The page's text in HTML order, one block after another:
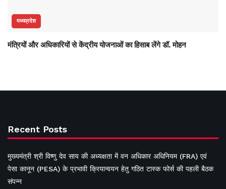
मध्यप्रदेश
मंत्रियों और अधिकारियों से केंद्रीय योजनाओं का हिसाब लेंगे डॉ. मोहन
Recent Posts
मुख्यमंत्री श्री विष्णु देव साय की अध्यक्षता में वन अधिकार अधिनियम (FRA) एवं
पेसा कानून (PESA) के प्रभावी क्रियान्वयन हेतु गठित टास्क फोर्स की पहली बैठक
संपन्न